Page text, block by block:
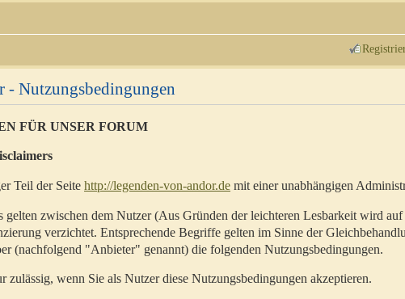
- Nutzungsbedingungen
FÜR UNSER FORUM
Teil der Seite http://legenden-von-andor.de mit einer unabhängigen
gelten zwischen dem Nutzer (Aus Gründen der leichteren Lesbarkeit wird auf
verzichtet. Entsprechende Begriffe gelten im Sinne der
(nachfolgend "Anbieter" genannt) die folgenden Nutzungsbedingungen.
zulässig, wenn Sie als Nutzer diese Nutzungsbedingungen akzeptieren.